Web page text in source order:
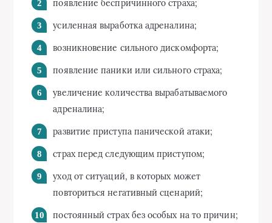
появление беспричинного страха;
усиленная выработка адреналина;
возникновение сильного дискомфорта;
появление паники или сильного страха;
увеличение количества вырабатываемого
адреналина;
развитие приступа панической атаки;
страх перед следующим приступом;
уход от ситуаций, в которых может
повториться негативный сценарий;
постоянный страх без особых на то причин;